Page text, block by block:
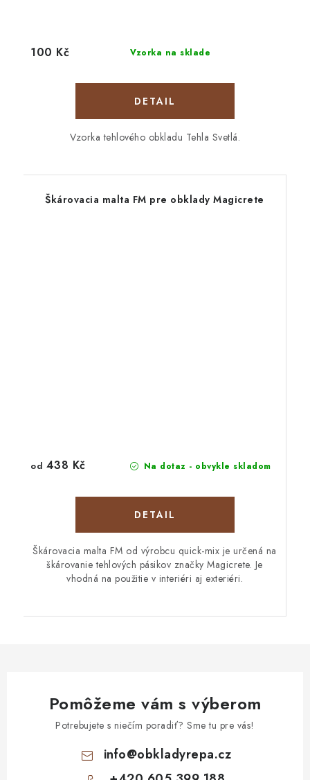
Vzorka na sklade
100 Kč
DETAIL
Vzorka tehlového obkladu Tehla Svetlá.
Škárovacia malta FM pre obklady Magicrete
Na dotaz - obvykle skladom
od 438 Kč
DETAIL
Škárovacia malta FM od výrobcu quick-mix je určená na
škárovanie tehlových pásikov značky Magicrete. Je
vhodná na použitie v interiéri aj exteriéri.
Pomôžeme vám s výberom
Potrebujete s niečím poradiť? Sme tu pre vás!
info@obkladyrepa.cz